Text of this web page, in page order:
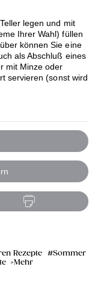
legen und mit
Ihrer Wahl) füllen
können Sie eine
als Abschluß eines
mit Minze oder
servieren (sonst wird
Rezepte
Sommer
Mehr